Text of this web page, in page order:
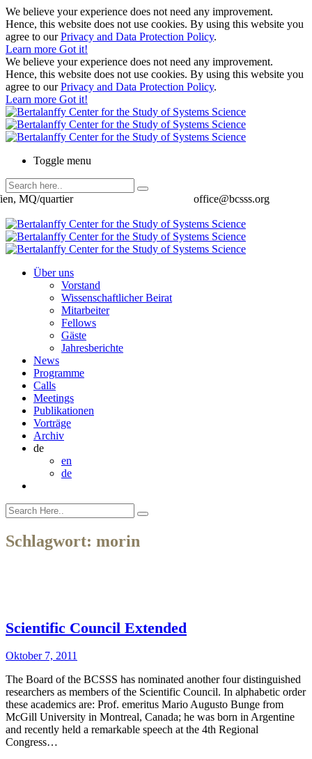
We believe your experience does not need any improvement.
Hence, this website does not use cookies. By using this website you
agree to ourPrivacy and Data Protection Policy.
Learn more Got it!
We believe your experience does not need any improvement.
Hence, this website does not use cookies. By using this website you
agree to ourPrivacy and Data Protection Policy.
Learn more Got it!
Toggle menu
office@bcsss.org
MQ/quartier
Über uns
Vorstand
Wissenschaftlicher Beirat
Mitarbeiter
Fellows
Gäste
Jahresberichte
News
Programme
Calls
Meetings
Publikationen
Vorträge
Archiv
de
en
de
Schlagwort: morin
Scientific Council Extended
Oktober 7, 2011
The Board of the BCSSS has nominated another four distinguished
researchers as members of the Scientific Council. In alphabetic order
these academics are: Prof. emeritus Mario Augusto Bunge from
McGill University in Montreal, Canada; he was born in Argentine
and recently held a remarkable speech at the 4th Regional
Congress…